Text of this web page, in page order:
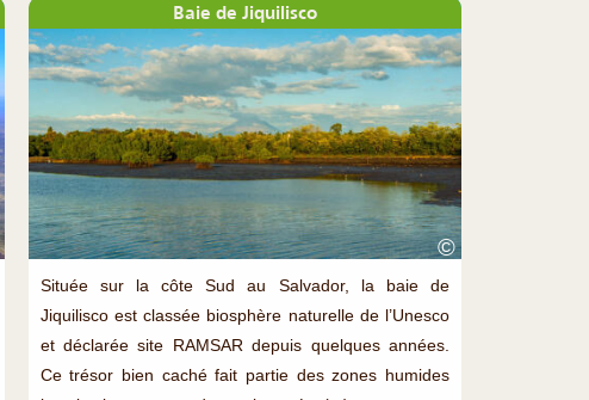
Baie de Jiquilisco
©
Située sur la côte Sud au Salvador, la baie de
Jiquilisco est classée biosphère naturelle de l’Unesco
et déclarée site RAMSAR depuis quelques années.
Ce trésor bien caché fait partie des zones humides